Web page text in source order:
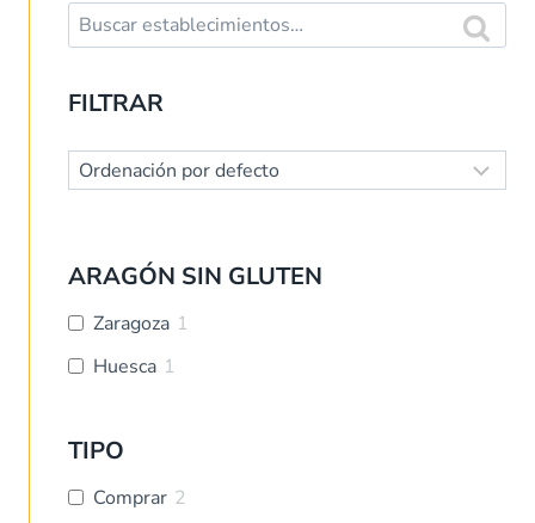
Buscar:
Buscar
FILTRAR
ARAGÓN SIN GLUTEN
Zaragoza 1
Huesca 1
TIPO
Comprar 2